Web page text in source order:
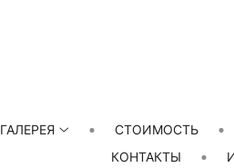
ГАЛЕРЕЯ СТОИМОСТЬ
КОНТАКТЫ